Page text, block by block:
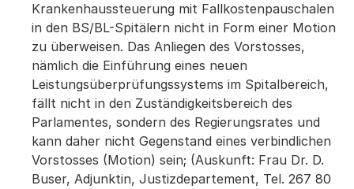
Krankenhaussteuerung mit Fallkostenpauschalen
in den BS/BL-Spitälern nicht in Form einer Motion
zu überweisen. Das Anliegen des Vorstosses,
nämlich die Einführung eines neuen
Leistungsüberprüfungssystems im Spitalbereich,
fällt nicht in den Zuständigkeitsbereich des
Parlamentes, sondern des Regierungsrates und
kann daher nicht Gegenstand eines verbindlichen
Vorstosses (Motion) sein; (Auskunft: Frau Dr. D.
Buser, Adjunktin, Justizdepartement, Tel. 267 80